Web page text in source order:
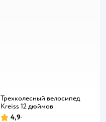
Трехколесный велосипед
Kreiss 12 дюймов
4,9